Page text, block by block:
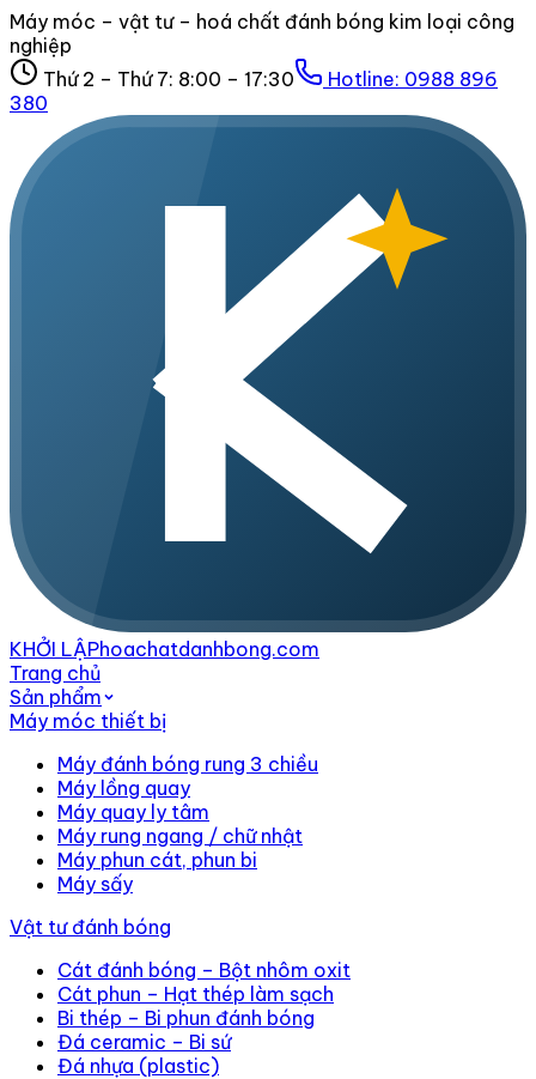
Máy móc – vật tư – hoá chất đánh bóng kim loại công
nghiệp
Thứ 2 – Thứ 7: 8:00 – 17:30
Hotline: 0988 896
380
KHỞI LẬPhoachatdanhbong.com
Trang chủ
Sản phẩm
Máy móc thiết bị
Máy đánh bóng rung 3 chiều
Máy lồng quay
Máy quay ly tâm
Máy rung ngang / chữ nhật
Máy phun cát, phun bi
Máy sấy
Vật tư đánh bóng
Cát đánh bóng – Bột nhôm oxit
Cát phun – Hạt thép làm sạch
Bi thép – Bi phun đánh bóng
Đá ceramic – Bi sứ
Đá nhựa (plastic)